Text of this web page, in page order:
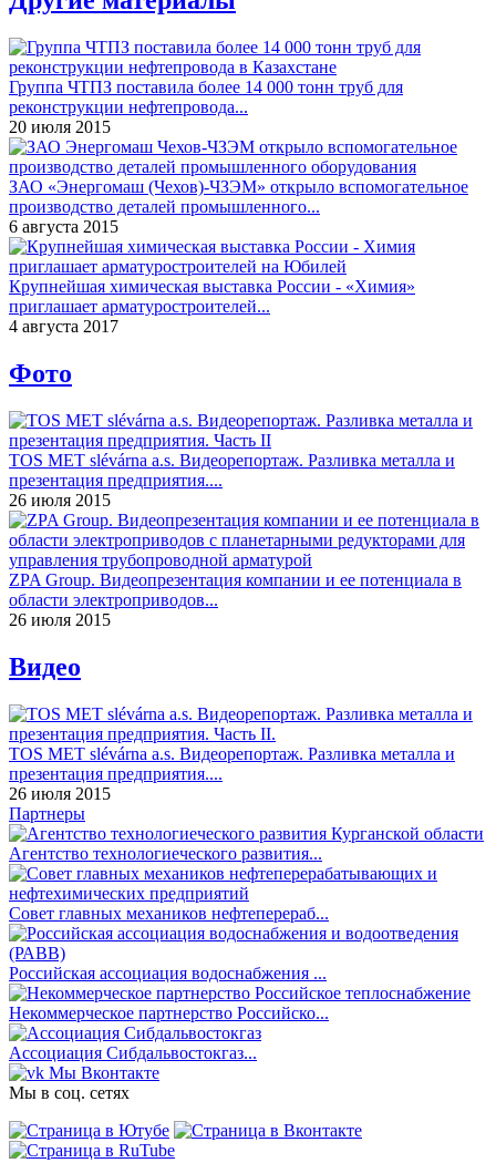
Группа ЧТПЗ поставила более 14 000 тонн труб для
реконструкции нефтепровода...
20 июля 2015
ЗАО «Энергомаш (Чехов)-ЧЗЭМ» открыло вспомогательное
производство деталей промышленного...
6 августа 2015
Крупнейшая химическая выставка России - «Химия»
приглашает арматуростроителей...
4 августа 2017
Фото
TOS MET slévárna a.s. Видеорепортаж. Разливка металла и
презентация предприятия....
26 июля 2015
ZPA Group. Видеопрезентация компании и ее потенциала в
области электроприводов...
26 июля 2015
Видео
TOS MET slévárna a.s. Видеорепортаж. Разливка металла и
презентация предприятия....
26 июля 2015
Партнеры
Агентство технологиеческого развития...
Совет главных механиков нефтеперераб...
Российская ассоциация водоснабжения ...
Некоммерческое партнерство Российско...
Ассоциация Сибдальвостокгаз...
Мы Вконтакте
Мы в соц. сетях